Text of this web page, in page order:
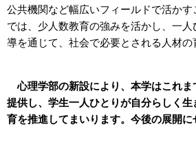
公共機関など幅広いフィールドで活か
では、少人数教育の強みを活かし、一
導を通じて、社会で必要とされる人材の
心理学部の新設により、本学はこれ
提供し、学生一人ひとりが自分らしく
育を推進してまいります。今後の展開に